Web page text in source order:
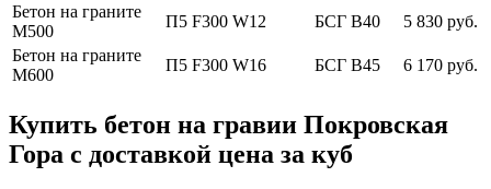
Бетон на граните
М500
П5 F300 W12 БСГ В40
5 830 руб.
Бетон на граните
М600
П5 F300 W16 БСГ В45 6 170 руб.
Купить бетон на гравии Покровская
Гора с доставкой цена за куб